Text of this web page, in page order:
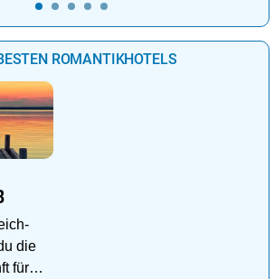
& Greet, Familien-Spa
uvm.
ROMANTIKHOTELS
die
für